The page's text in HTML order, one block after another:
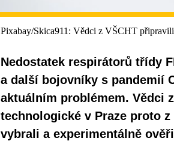
Pixabay/Skica911: Vědci z VŠCHT
Nedostatek respirátorů třídy
a další bojovníky s pandemií
aktuálním problémem. Vědci
technologické v Praze proto
vybrali a experimentálně